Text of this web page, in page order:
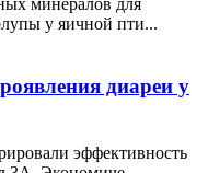
минералов для
у яичной пти...
диареи у
эффективность